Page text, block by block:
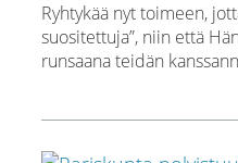
Ryhtykää nyt toimeen,
suositettuja”, niin että
runsaana teidän